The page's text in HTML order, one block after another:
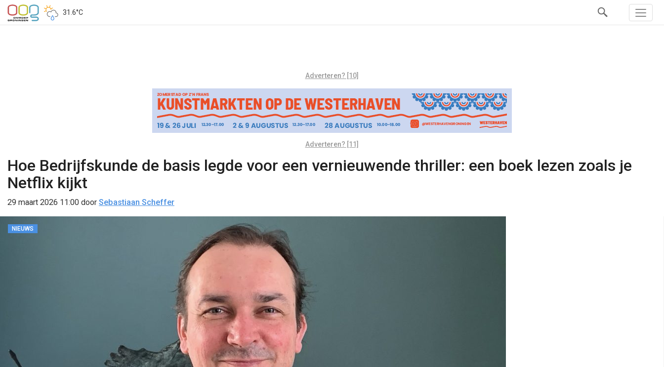
31.6°C
Adverteren? [10]
Adverteren? [11]
Hoe Bedrijfskunde de basis legde voor een vernieuwende thriller: een boek lezen zoals je
Netflix kijkt
29 maart 2026 11:00 door Sebastiaan Scheffer
NIEUWS